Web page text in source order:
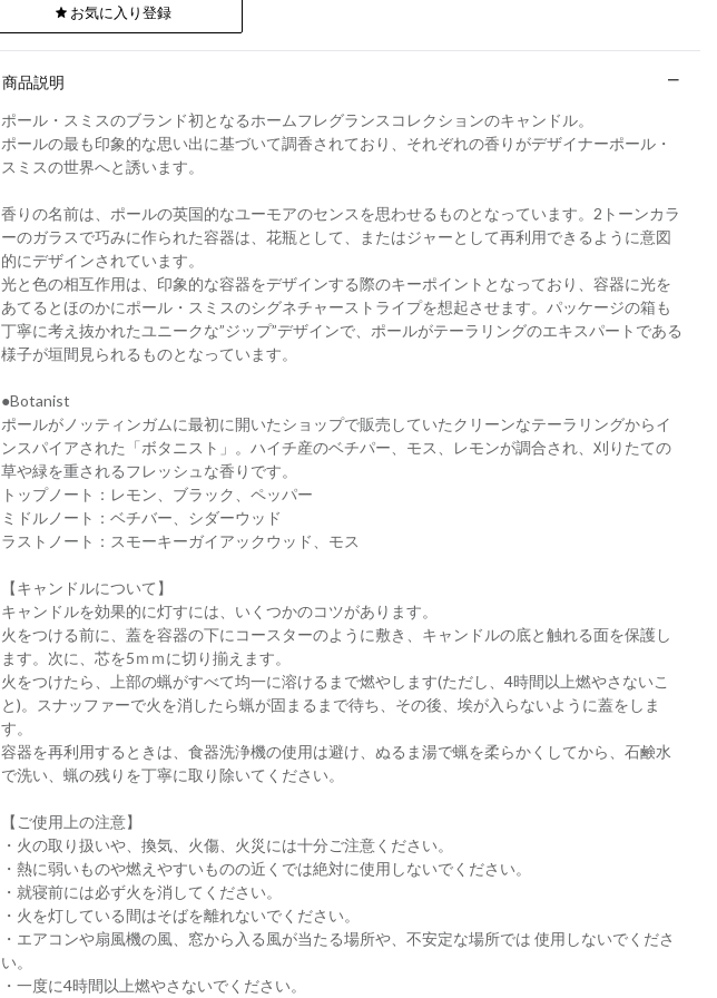
お気に入り登録
商品説明
ポール・スミスのブランド初となるホームフレグランスコレクションのキャンドル。
ポールの最も印象的な思い出に基づいて調香されており、それぞれの香りがデザイナーポール・
スミスの世界へと誘います。
香りの名前は、ポールの英国的なユーモアのセンスを思わせるものとなっています。2トーンカラ
ーのガラスで巧みに作られた容器は、花瓶として、またはジャーとして再利用できるように意図
的にデザインされています。
光と色の相互作用は、印象的な容器をデザインする際のキーポイントとなっており、容器に光を
あてるとほのかにポール・スミスのシグネチャーストライプを想起させます。パッケージの箱も
丁寧に考え抜かれたユニークな”ジップ”デザインで、ポールがテーラリングのエキスパートである
様子が垣間見られるものとなっています。
●Botanist
ポールがノッティンガムに最初に開いたショップで販売していたクリーンなテーラリングからイ
ンスパイアされた「ボタニスト」。ハイチ産のベチパー、モス、レモンが調合され、刈りたての
草や緑を重されるフレッシュな香りです。
トップノート：レモン、ブラック、ペッパー
ミドルノート：ベチバー、シダーウッド
ラストノート：スモーキーガイアックウッド、モス
【キャンドルについて】
キャンドルを効果的に灯すには、いくつかのコツがあります。
火をつける前に、蓋を容器の下にコースターのように敷き、キャンドルの底と触れる面を保護し
ます。次に、芯を5ｍｍに切り揃えます。
火をつけたら、上部の蝋がすべて均一に溶けるまで燃やします(ただし、4時間以上燃やさないこ
と)。スナッファーで火を消したら蝋が固まるまで待ち、その後、埃が入らないように蓋をしま
す。
容器を再利用するときは、食器洗浄機の使用は避け、ぬるま湯で蝋を柔らかくしてから、石鹸水
で洗い、蝋の残りを丁寧に取り除いてください。
【ご使用上の注意】
・火の取り扱いや、換気、火傷、火災には十分ご注意ください。
・熱に弱いものや燃えやすいものの近くでは絶対に使用しないでください。
・就寝前には必ず火を消してください。
・火を灯している間はそばを離れないでください。
・エアコンや扇風機の風、窓から入る風が当たる場所や、不安定な場所では 使用しないでくださ
い。
・一度に4時間以上燃やさないでください。